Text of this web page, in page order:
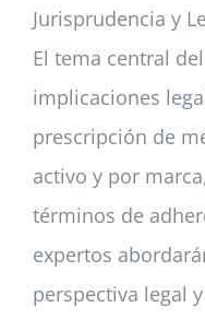
Jurisprudencia y
El tema central
implicaciones
prescripción de
activo y por
términos de
expertos
perspectiva legal